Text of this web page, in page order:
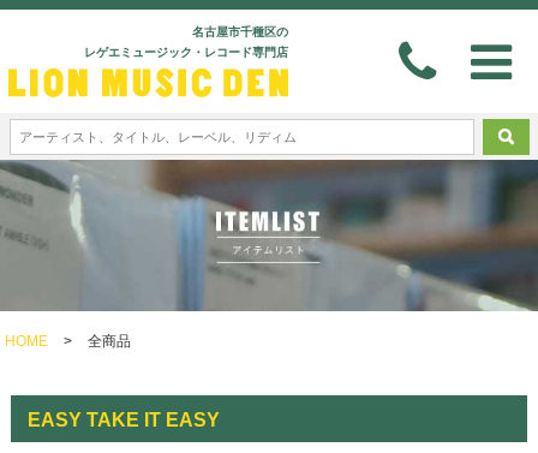
名古屋市千種区の
レゲエミュージック・レコード専門店
HOME > 全商品
EASY TAKE IT EASY